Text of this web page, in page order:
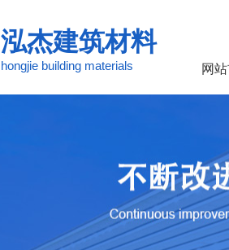
泓杰建筑材料
hongjie building materials 网